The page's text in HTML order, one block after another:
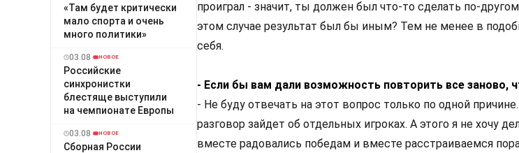
«Там будет критически
мало спорта и очень
много политики»
03.08 НОВОЕ
Российские
синхронистки
блестяще выступили
на чемпионате Европы
03.08 НОВОЕ
Сборная России
проиграл - значит, ты должен был что-то сделать по-
этом случае результат был бы иным? Тем не менее в
себя.
- Если бы вам дали возможность повторить все заново,
- Не буду отвечать на этот вопрос только по одной
разговор зайдет об отдельных игроках. А этого я не хочу
вместе радовались победам и вместе расстраиваемся